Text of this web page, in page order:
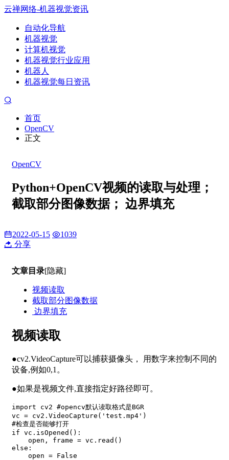
云禅网络-机器视觉资讯
自动化导航
机器视觉
计算机视觉
机器视觉行业应用
机器人
机器视觉每日资讯
首页
OpenCV
正文
OpenCV
Python+OpenCV视频的读取与处理；
截取部分图像数据； 边界填充
2022-05-15
1039
分享
文章目录[隐藏]
视频读取
截取部分图像数据
边界填充
视频读取
●cv2.VideoCapture可以捕获摄像头， 用数字来控制不同的
设备,例如0,1。
●如果是视频文件,直接指定好路径即可。
import cv2 #opencv默认读取格式是BGR
vc = cv2.VideoCapture('test.mp4')
#检查是否能够打开
if vc.isOpened():
    open, frame = vc.read()
else:
    open = False